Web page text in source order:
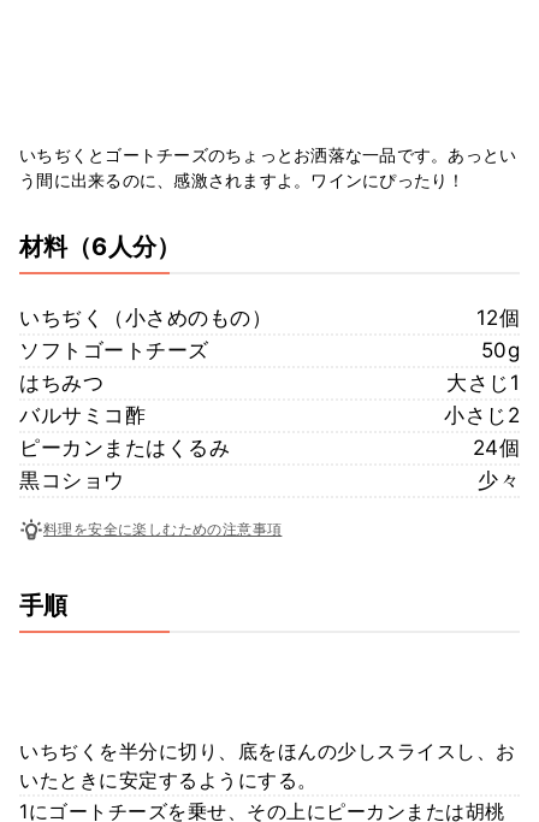
いちぢくとゴートチーズのちょっとお洒落な一品です。あっとい
う間に出来るのに、感激されますよ。ワインにぴったり！
材料（6人分）
いちぢく（小さめのもの）
12個
ソフトゴートチーズ
50g
はちみつ
大さじ1
バルサミコ酢
小さじ2
ピーカンまたはくるみ
24個
黒コショウ
少々
料理を安全に楽しむための注意事項
手順
いちぢくを半分に切り、底をほんの少しスライスし、お
いたときに安定するようにする。
1にゴートチーズを乗せ、その上にピーカンまたは胡桃